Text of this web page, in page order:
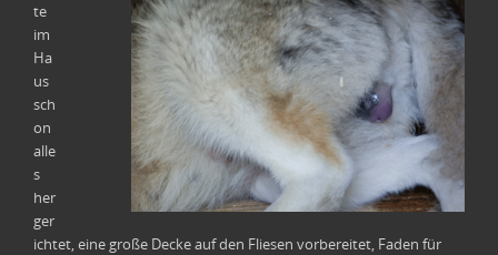
te
im
Ha
us
sch
on
alle
s
her
ger
ichtet, eine große Decke auf den Fliesen vorbereitet, Faden für